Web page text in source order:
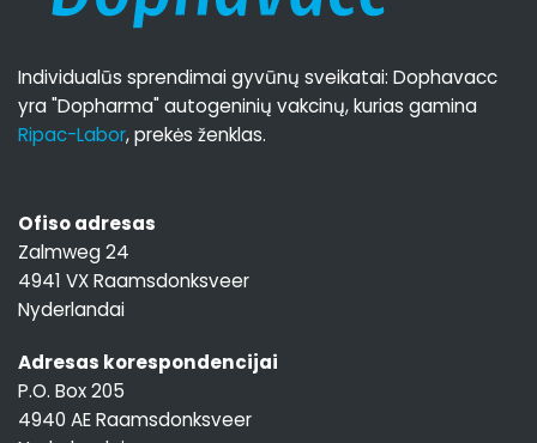
Individualūs sprendimai gyvūnų sveikatai: Dophavacc
yra "Dopharma" autogeninių vakcinų, kurias gamina
Ripac-Labor, prekės ženklas.
Ofiso adresas
Zalmweg 24
4941 VX Raamsdonksveer
Nyderlandai
Adresas korespondencijai
P.O. Box 205
4940 AE Raamsdonksveer